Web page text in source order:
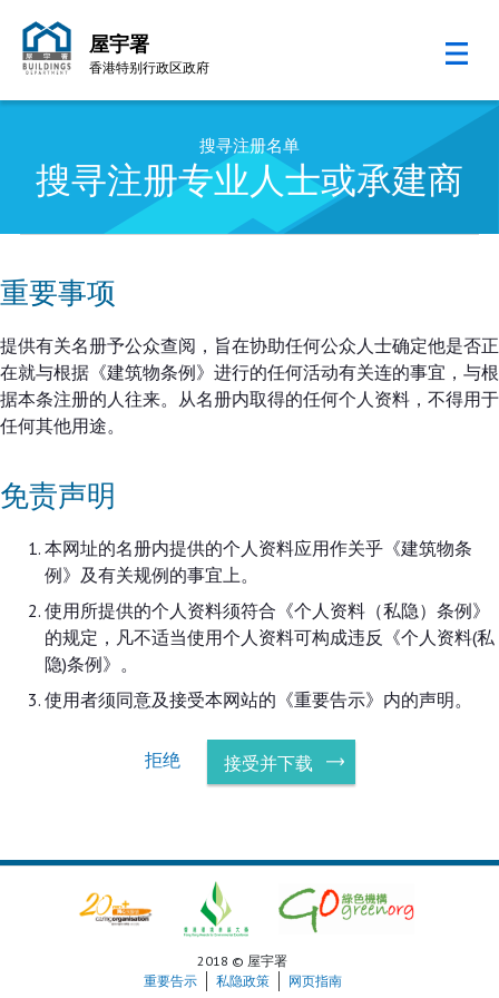
屋宇署
香港特别行政区政府
搜寻注册名单
搜寻注册专业人士或承建商
重要事项
提供有关名册予公众查阅，旨在协助任何公众人士确定他是否正
在就与根据《建筑物条例》进行的任何活动有关连的事宜，与根
据本条注册的人往来。从名册内取得的任何个人资料，不得用于
任何其他用途。
免责声明
本网址的名册内提供的个人资料应用作关乎《建筑物条
例》及有关规例的事宜上。
使用所提供的个人资料须符合《个人资料（私隐）条例》
的规定，凡不适当使用个人资料可构成违反《个人资料(私
隐)条例》。
使用者须同意及接受本网站的《重要告示》内的声明。
拒绝 接受并下载
2018 © 屋宇署
重要告示
私隐政策 网页指南